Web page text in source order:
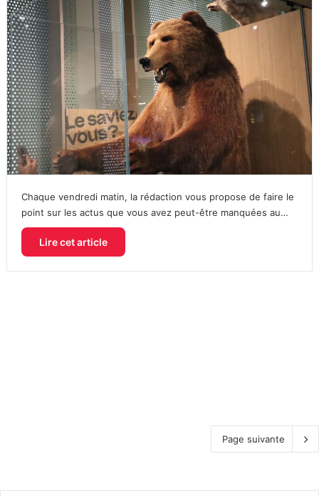
Chaque vendredi matin, la rédaction vous propose de faire le
point sur les actus que vous avez peut-être manquées au…
Lire cet article
Page suivante